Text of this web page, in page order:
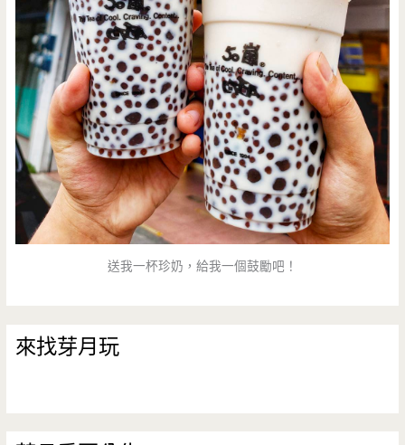
送我一杯珍奶，給我一個鼓勵吧！
來找芽月玩